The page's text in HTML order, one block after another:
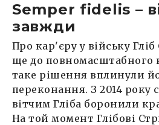
Semper fidelis –
завжди
Про кар'єру у війську
ще до повномасштабного
таке рішення вплинули
переконання. З 2014 року
вітчим Гліба боронили
На той момент Глібові